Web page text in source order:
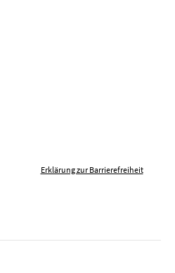
Erklärung zur Barrierefreiheit